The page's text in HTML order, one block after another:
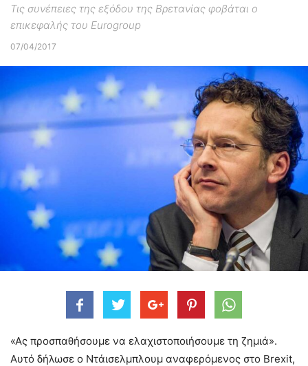
Τις συνέπειες της εξόδου της Βρετανίας φοβάται ο
επικεφαλής του Eurogroup
07/04/2017
«Ας προσπαθήσουμε να ελαχιστοποιήσουμε τη ζημιά».
Αυτό δήλωσε ο Ντάισελμπλουμ αναφερόμενος στο Brexit,